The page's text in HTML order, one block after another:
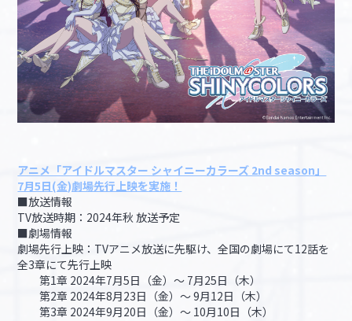
アニメ「アイドルマスター シャイニーカラーズ 2nd season」
7月5日(金)劇場先行上映を実施！
■放送情報
TV放送時期：2024年秋 放送予定
■劇場情報
劇場先行上映：TVアニメ放送に先駆け、全国の劇場にて12話を
全3章にて先行上映
第1章 2024年7月5日（金）～ 7月25日（木）
第2章 2024年8月23日（金）～ 9月12日（木）
第3章 2024年9月20日（金）～ 10月10日（木）